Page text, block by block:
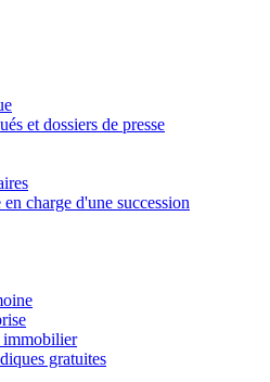
et dossiers de presse
charge d'une succession
gratuites